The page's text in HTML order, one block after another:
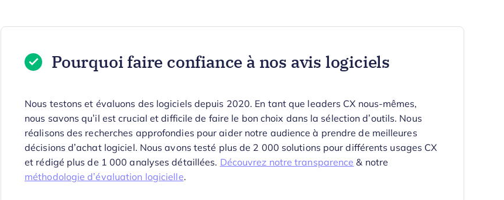
Pourquoi faire confiance à nos avis logiciels
Nous testons et évaluons des logiciels depuis 2020. En tant que leaders CX nous-mêmes,
nous savons qu’il est crucial et difficile de faire le bon choix dans la sélection d’outils. Nous
réalisons des recherches approfondies pour aider notre audience à prendre de meilleures
décisions d’achat logiciel. Nous avons testé plus de 2 000 solutions pour différents usages CX
et rédigé plus de 1 000 analyses détaillées. Découvrez notre transparence & notre
méthodologie d’évaluation logicielle.